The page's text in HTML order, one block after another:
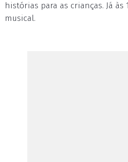
histórias para as crianças. Já às
musical.